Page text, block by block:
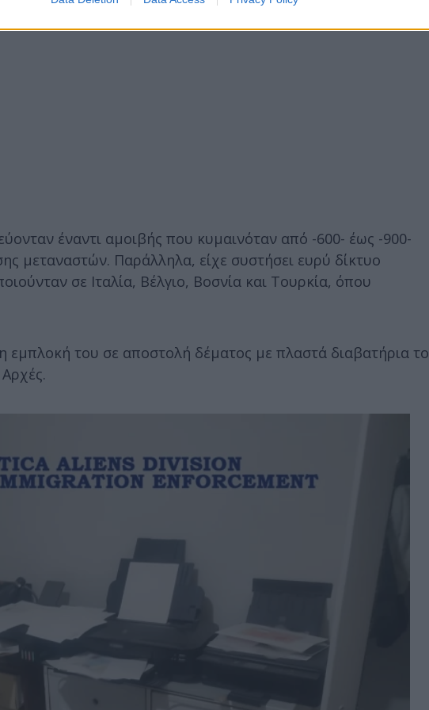
έναντι αμοιβής που κυμαινόταν από -600- έως -900-
μεταναστών. Παράλληλα, είχε συστήσει ευρύ δίκτυο
σε Ιταλία, Βέλγιο, Βοσνία και Τουρκία, όπου
εμπλοκή του σε αποστολή δέματος με πλαστά διαβατήρια το